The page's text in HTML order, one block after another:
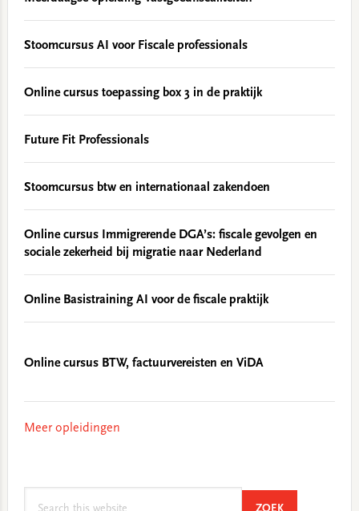
Stoomcursus AI voor Fiscale professionals
Online cursus toepassing box 3 in de praktijk
Future Fit Professionals
Stoomcursus btw en internationaal zakendoen
Online cursus Immigrerende DGA’s: fiscale gevolgen en
sociale zekerheid bij migratie naar Nederland
Online Basistraining AI voor de fiscale praktijk
Online cursus BTW, factuurvereisten en ViDA
Meer opleidingen
SEARCH